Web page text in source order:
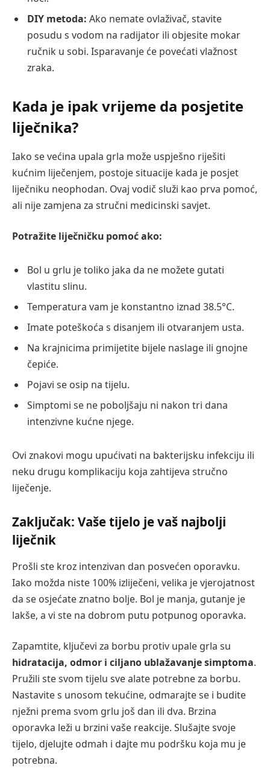
DIY metoda: Ako nemate ovlaživač, stavite
posudu s vodom na radijator ili objesite mokar
ručnik u sobi. Isparavanje će povećati vlažnost
zraka.
Kada je ipak vrijeme da posjetite
liječnika?
Iako se većina upala grla može uspješno riješiti
kućnim liječenjem, postoje situacije kada je posjet
liječniku neophodan. Ovaj vodič služi kao prva pomoć,
ali nije zamjena za stručni medicinski savjet.
Potražite liječničku pomoć ako:
Bol u grlu je toliko jaka da ne možete gutati
vlastitu slinu.
Temperatura vam je konstantno iznad 38.5°C.
Imate poteškoća s disanjem ili otvaranjem usta.
Na krajnicima primijetite bijele naslage ili gnojne
čepiće.
Pojavi se osip na tijelu.
Simptomi se ne poboljšaju ni nakon tri dana
intenzivne kućne njege.
Ovi znakovi mogu upućivati na bakterijsku infekciju ili
neku drugu komplikaciju koja zahtijeva stručno
liječenje.
Zaključak: Vaše tijelo je vaš najbolji
liječnik
Prošli ste kroz intenzivan dan posvećen oporavku.
Iako možda niste 100% izliječeni, velika je vjerojatnost
da se osjećate znatno bolje. Bol je manja, gutanje je
lakše, a vi ste na dobrom putu potpunog oporavka.
Zapamtite, ključevi za borbu protiv upale grla su
hidratacija, odmor i ciljano ublažavanje simptoma.
Pružili ste svom tijelu sve alate potrebne za borbu.
Nastavite s unosom tekućine, odmarajte se i budite
nježni prema svom grlu još dan ili dva. Brzina
oporavka leži u brzini vaše reakcije. Slušajte svoje
tijelo, djelujte odmah i dajte mu podršku koja mu je
potrebna.